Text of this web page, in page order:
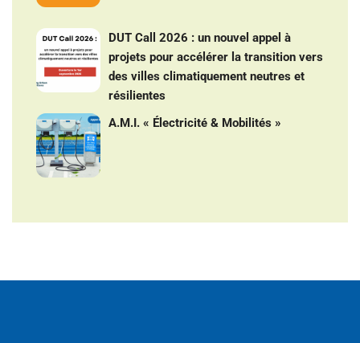
DUT Call 2026 : un nouvel appel à
projets pour accélérer la transition vers
des villes climatiquement neutres et
résilientes
A.M.I. « Électricité & Mobilités »